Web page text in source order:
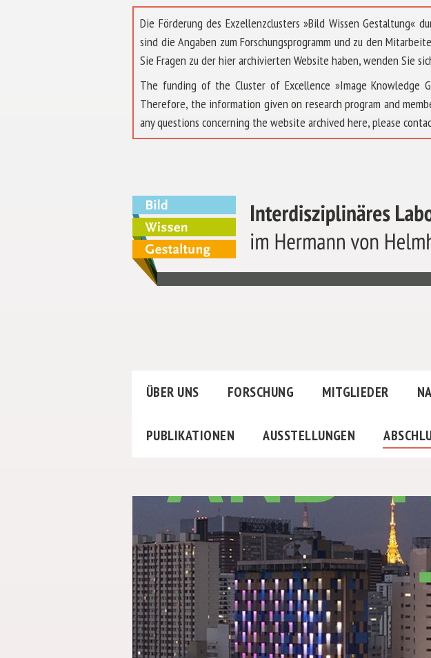
Die Förderung des Exzellenzclusters »Bild Wissen Gestaltung«
sind die Angaben zum Forschungsprogramm und zu den
Sie Fragen zu der hier archivierten Website haben, wenden Sie
The funding of the Cluster of Excellence »Image Knowledge
Therefore, the information given on research program and
any questions concerning the website archived here, please
ÜBER UNS FORSCHUNG MITGLIEDER
PUBLIKATIONEN AUSSTELLUNGEN